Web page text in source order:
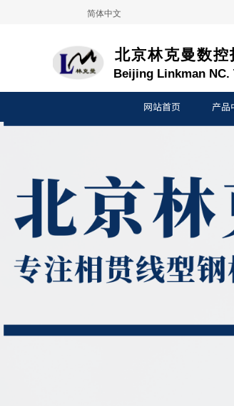
简体中文
北京林克曼数控
Beijing Linkman NC.
网站首页 产品